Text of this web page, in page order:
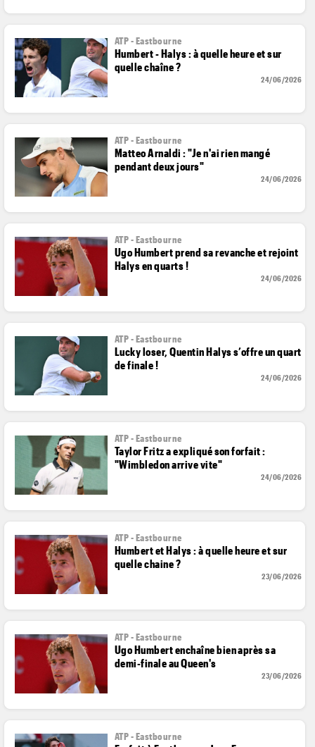
ATP - Eastbourne
Humbert - Halys : à quelle heure et sur
quelle chaîne ?
24/06/2026
ATP - Eastbourne
Matteo Arnaldi : "Je n'ai rien mangé
pendant deux jours"
24/06/2026
ATP - Eastbourne
Ugo Humbert prend sa revanche et rejoint
Halys en quarts !
24/06/2026
ATP - Eastbourne
Lucky loser, Quentin Halys s’offre un quart
de finale !
24/06/2026
ATP - Eastbourne
Taylor Fritz a expliqué son forfait :
"Wimbledon arrive vite"
24/06/2026
ATP - Eastbourne
Humbert et Halys : à quelle heure et sur
quelle chaine ?
23/06/2026
ATP - Eastbourne
Ugo Humbert enchaîne bien après sa
demi-finale au Queen's
23/06/2026
ATP - Eastbourne